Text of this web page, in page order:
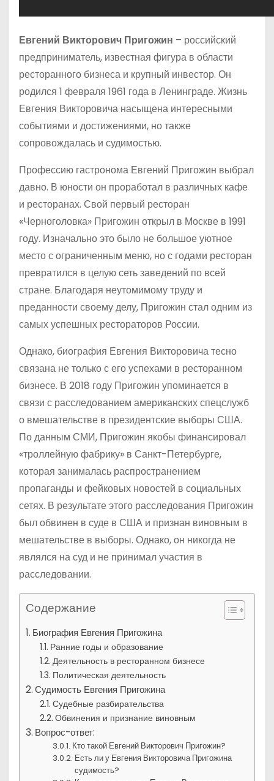
Евгений Викторович Пригожин – российский
предприниматель, известная фигура в области
ресторанного бизнеса и крупный инвестор. Он
родился 1 февраля 1961 года в Ленинграде. Жизнь
Евгения Викторовича насыщена интересными
событиями и достижениями, но также
сопровождалась и судимостью.
Профессию гастронома Евгений Пригожин выбрал
давно. В юности он проработал в различных кафе
и ресторанах. Свой первый ресторан
«Черноголовка» Пригожин открыл в Москве в 1991
году. Изначально это было не большое уютное
место с ограниченным меню, но с годами ресторан
превратился в целую сеть заведений по всей
стране. Благодаря неутомимому труду и
преданности своему делу, Пригожин стал одним из
самых успешных рестораторов России.
Однако, биография Евгения Викторовича тесно
связана не только с его успехами в ресторанном
бизнесе. В 2018 году Пригожин упоминается в
связи с расследованием американских спецслужб
о вмешательстве в президентские выборы США.
По данным СМИ, Пригожин якобы финансировал
«троллейную фабрику» в Санкт-Петербурге,
которая занималась распространением
пропаганды и фейковых новостей в социальных
сетях. В результате этого расследования Пригожин
был обвинен в суде в США и признан виновным в
мешательстве в выборы. Однако, он никогда не
являлся на суд и не принимал участия в
расследовании.
Содержание
Биография Евгения Пригожина
Ранние годы и образование
Деятельность в ресторанном бизнесе
Политическая деятельность
Судимость Евгения Пригожина
Судебные разбирательства
Обвинения и признание виновным
Вопрос-ответ:
Кто такой Евгений Викторович Пригожин?
Есть ли у Евгения Викторовича Пригожина
судимость?